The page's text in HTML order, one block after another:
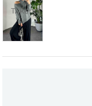
Tükendi